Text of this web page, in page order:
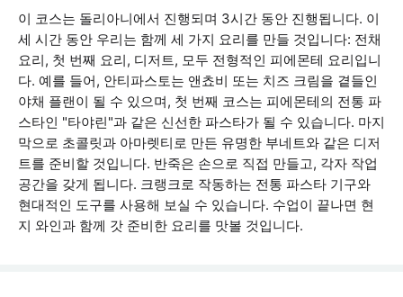
이 코스는 돌리아니에서 진행되며 3시간 동안 진행됩니다. 이
세 시간 동안 우리는 함께 세 가지 요리를 만들 것입니다: 전채
요리, 첫 번째 요리, 디저트, 모두 전형적인 피에몬테 요리입니
다. 예를 들어, 안티파스토는 앤쵸비 또는 치즈 크림을 곁들인
야채 플랜이 될 수 있으며, 첫 번째 코스는 피에몬테의 전통 파
스타인 "타야린"과 같은 신선한 파스타가 될 수 있습니다. 마지
막으로 초콜릿과 아마렛티로 만든 유명한 부네트와 같은 디저
트를 준비할 것입니다. 반죽은 손으로 직접 만들고, 각자 작업
공간을 갖게 됩니다. 크랭크로 작동하는 전통 파스타 기구와
현대적인 도구를 사용해 보실 수 있습니다. 수업이 끝나면 현
지 와인과 함께 갓 준비한 요리를 맛볼 것입니다.